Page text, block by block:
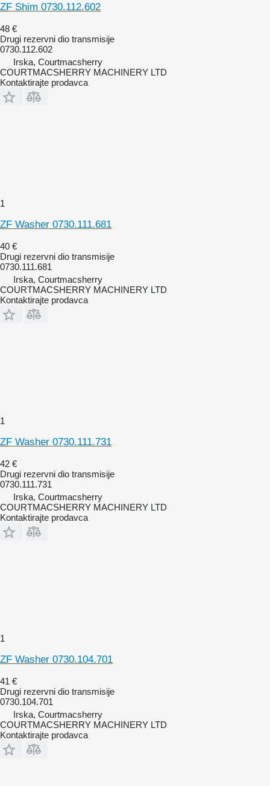
ZF Shim 0730.112.602
48 €
Drugi rezervni dio transmisije
0730.112.602
Irska, Courtmacsherry
COURTMACSHERRY MACHINERY LTD
Kontaktirajte prodavca
1
ZF Washer 0730.111.681
40 €
Drugi rezervni dio transmisije
0730.111.681
Irska, Courtmacsherry
COURTMACSHERRY MACHINERY LTD
Kontaktirajte prodavca
1
ZF Washer 0730.111.731
42 €
Drugi rezervni dio transmisije
0730.111.731
Irska, Courtmacsherry
COURTMACSHERRY MACHINERY LTD
Kontaktirajte prodavca
1
ZF Washer 0730.104.701
41 €
Drugi rezervni dio transmisije
0730.104.701
Irska, Courtmacsherry
COURTMACSHERRY MACHINERY LTD
Kontaktirajte prodavca